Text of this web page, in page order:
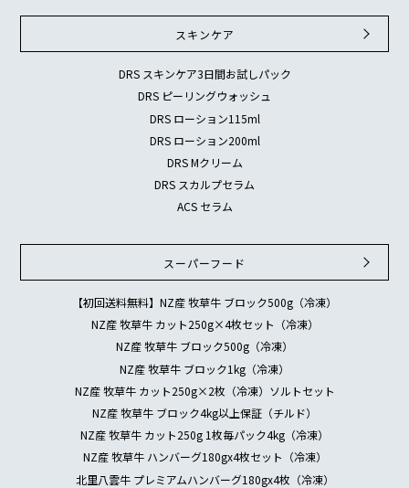
スキンケア
DRS スキンケア3日間お試しパック
DRS ピーリングウォッシュ
DRS ローション115ml
DRS ローション200ml
DRS Mクリーム
DRS スカルプセラム
ACS セラム
スーパーフード
【初回送料無料】NZ産 牧草牛 ブロック500g（冷凍）
NZ産 牧草牛 カット250g×4枚セット（冷凍）
NZ産 牧草牛 ブロック500g（冷凍）
NZ産 牧草牛 ブロック1kg（冷凍）
NZ産 牧草牛 カット250g×2枚（冷凍）ソルトセット
NZ産 牧草牛 ブロック4kg以上保証（チルド）
NZ産 牧草牛 カット250g 1枚毎パック4kg（冷凍）
NZ産 牧草牛 ハンバーグ180gx4枚セット（冷凍）
北里八雲牛 プレミアムハンバーグ180gx4枚（冷凍）